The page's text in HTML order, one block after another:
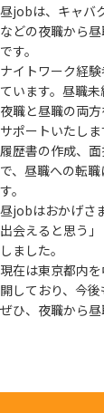
昼jobは、キャバ
などの夜職から
です。
ナイトワーク経
ています。 昼職未
夜職と昼職の両
サポートいたしま
履歴書の作成、
で、 昼職への転
す。
昼jobはおかげさ
出会えると思う」
しました。
現在は東京都内
開しており、 今後
ぜひ、夜職から